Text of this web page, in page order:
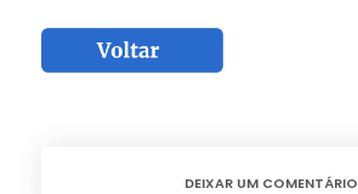
DEIXAR UM COMENTÁRIO